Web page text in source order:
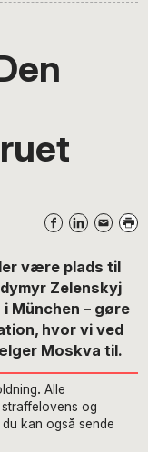
være plads til
Zelenskyj
München – gøre
hvor vi ved
Moskva til.
. Alle
og
kan også sende